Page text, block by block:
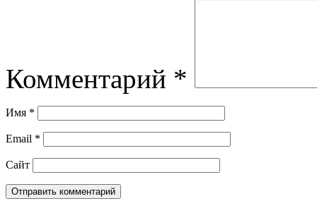
Комментарий *
Имя *
Email *
Сайт